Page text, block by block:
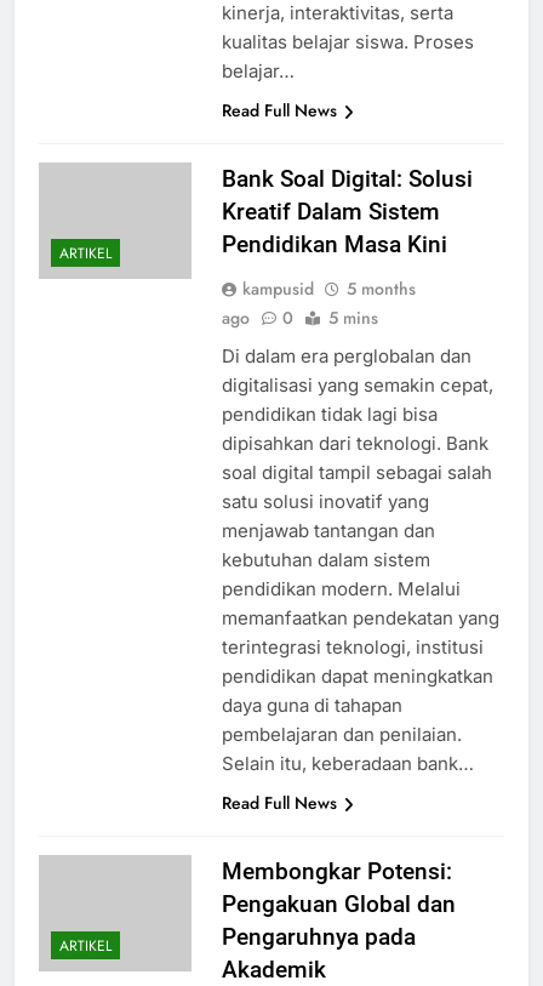
kinerja, interaktivitas, serta
kualitas belajar siswa. Proses
belajar…
Read Full News
ARTIKEL
Bank Soal Digital: Solusi
Kreatif Dalam Sistem
Pendidikan Masa Kini
kampusid
5 months
ago
0 5 mins
Di dalam era perglobalan dan
digitalisasi yang semakin cepat,
pendidikan tidak lagi bisa
dipisahkan dari teknologi. Bank
soal digital tampil sebagai salah
satu solusi inovatif yang
menjawab tantangan dan
kebutuhan dalam sistem
pendidikan modern. Melalui
memanfaatkan pendekatan yang
terintegrasi teknologi, institusi
pendidikan dapat meningkatkan
daya guna di tahapan
pembelajaran dan penilaian.
Selain itu, keberadaan bank…
Read Full News
ARTIKEL
Membongkar Potensi:
Pengakuan Global dan
Pengaruhnya pada
Akademik